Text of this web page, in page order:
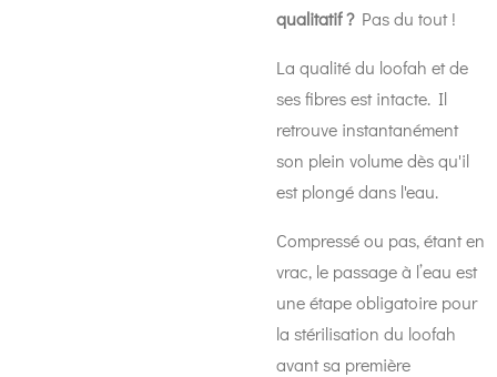
qualitatif ?Pas du tout !
La qualité du loofah et de
ses fibres est intacte. Il
retrouve instantanément
son plein volume dès qu'il
est plongé dans l'eau.
Compressé ou pas, étant en
vrac, le passage à l’eau est
une étape obligatoire pour
la stérilisation du loofah
avant sa première